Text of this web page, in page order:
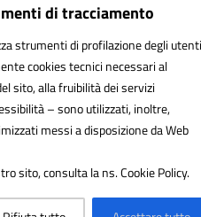
di tracciamento
strumenti di profilazione degli
cookies tecnici necessari al
sito, alla fruibilità dei servizi
– sono utilizzati, inoltre,
messi a disposizione da Web
sito, consulta la ns. Cookie Policy.